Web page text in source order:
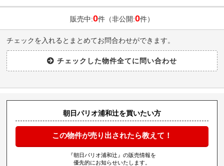
販売中:0件（非公開:0件）
チェックを入れるとまとめてお問合わせができます。
朝日パリオ浦和辻を買いたい方
この物件が売り出されたら教えて！
『朝日パリオ浦和辻』の販売情報を
優先的にお知らせいたします。